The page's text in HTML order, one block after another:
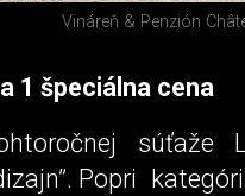
Vináreň & Penzión
1 špeciálna cena
súťaže
Popri